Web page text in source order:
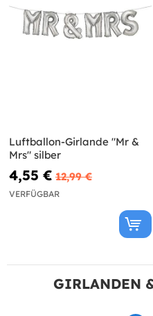
Luftballon-Girlande "Mr &
Mrs" silber
4,55 € 12,99 €
VERFÜGBAR
GIRLANDEN